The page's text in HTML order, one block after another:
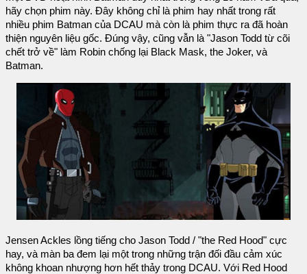
hãy chọn phim này. Đây không chỉ là phim hay nhất trong rất
nhiều phim Batman của DCAU mà còn là phim thực ra đã hoàn
thiện nguyên liệu gốc. Đúng vậy, cũng vẫn là "Jason Todd từ cõi
chết trở về" làm Robin chống lại Black Mask, the Joker, và
Batman.
Jensen Ackles lồng tiếng cho Jason Todd / "the Red Hood" cực
hay, và màn ba đem lại một trong những trận đối đầu cảm xúc
không khoan nhượng hơn hết thảy trong DCAU. Với Red Hood